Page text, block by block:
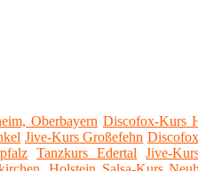
Oberbayern Discofox-Kurs
Jive-Kurs Großefehn
Tanzkurs Edertal Jive-